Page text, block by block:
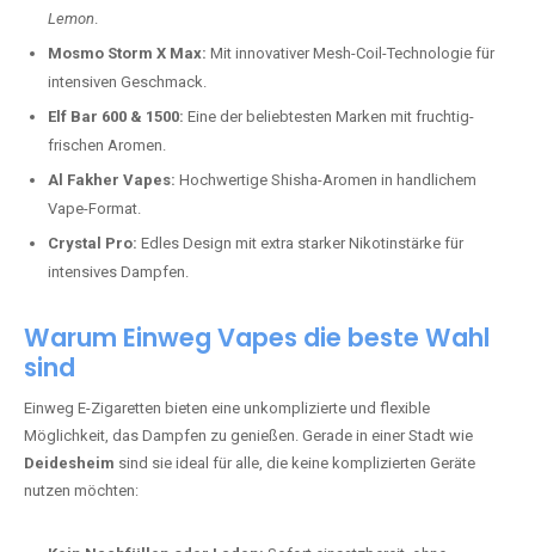
Lemon.
Mosmo Storm X Max: Mit innovativer Mesh-Coil-Technologie für
intensiven Geschmack.
Elf Bar 600 & 1500: Eine der beliebtesten Marken mit fruchtig-
frischen Aromen.
Al Fakher Vapes: Hochwertige Shisha-Aromen in handlichem
Vape-Format.
Crystal Pro: Edles Design mit extra starker Nikotinstärke für
intensives Dampfen.
Warum Einweg Vapes die beste Wahl
sind
Einweg E-Zigaretten bieten eine unkomplizierte und flexible
Möglichkeit, das Dampfen zu genießen. Gerade in einer Stadt wie
Deidesheim sind sie ideal für alle, die keine komplizierten Geräte
nutzen möchten: